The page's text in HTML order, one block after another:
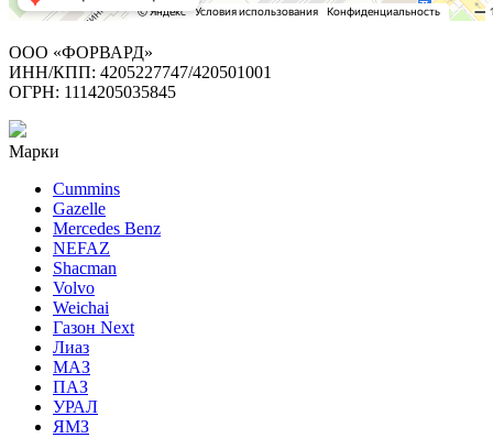
ООО «ФОРВАРД»
ИНН/КПП: 4205227747/420501001
ОГРН: 1114205035845
Марки
Cummins
Gazelle
Mercedes Benz
NEFAZ
Shacman
Volvo
Weichai
Газон Next
Лиаз
МАЗ
ПАЗ
УРАЛ
ЯМЗ